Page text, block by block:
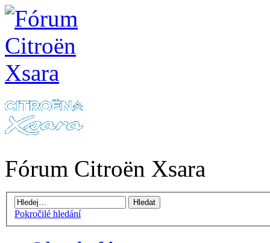
Fórum Citroën Xsara
Pokročilé hledání